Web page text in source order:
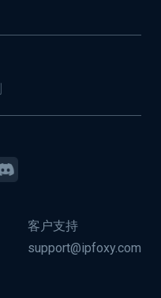
客户支持
support@ipfoxy.com